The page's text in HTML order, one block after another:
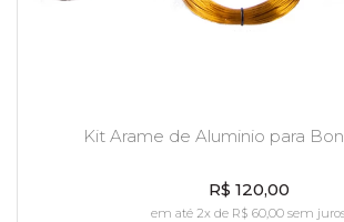
Kit Arame de Aluminio para
R$ 120,00
em até 2x de R$ 60,00 sem